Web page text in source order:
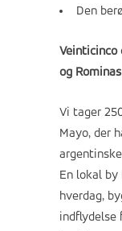
Den
Veinticinco
og
Vi tager
Mayo, der
En lokal
hverdag,
indflydelse